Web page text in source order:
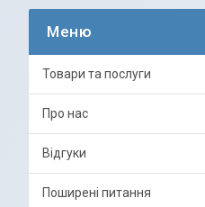
Товари та послуги
Про нас
Відгуки
Поширені питання